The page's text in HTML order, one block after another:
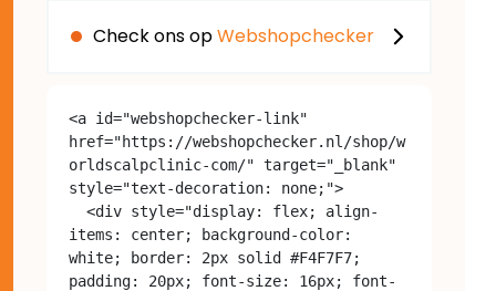
Check ons opWebshopchecker
<a id="webshopchecker-link"
href="https://webshopchecker.nl/shop/w
orldscalpclinic-com/" target="_blank"
style="text-decoration: none;">
items: center; background-color:
white; border: 2px solid #F4F7F7;
padding: 20px; font-size: 16px; font-